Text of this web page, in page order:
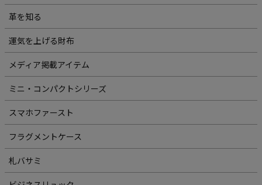
革を知る
運気を上げる財布
メディア掲載アイテム
ミニ・コンパクトシリーズ
スマホファースト
フラグメントケース
札バサミ